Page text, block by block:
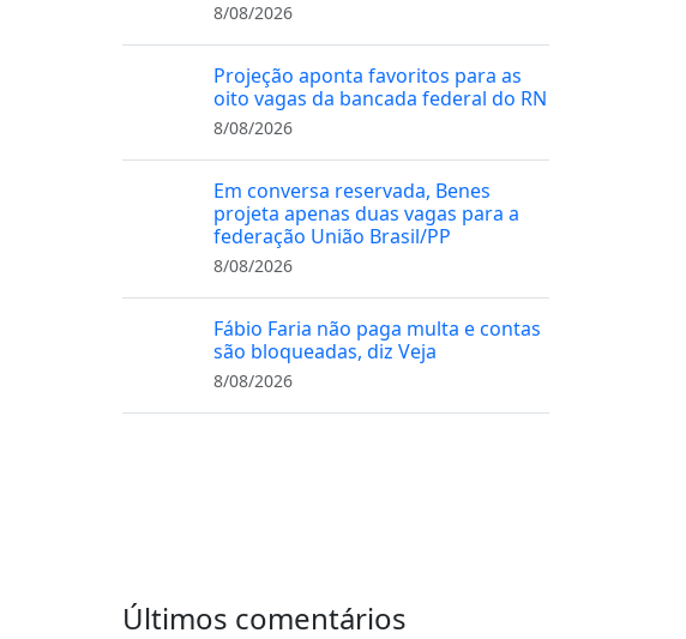
8/08/2026
Projeção aponta favoritos para as
oito vagas da bancada federal do RN
8/08/2026
Em conversa reservada, Benes
projeta apenas duas vagas para a
federação União Brasil/PP
8/08/2026
Fábio Faria não paga multa e contas
são bloqueadas, diz Veja
8/08/2026
Últimos comentários